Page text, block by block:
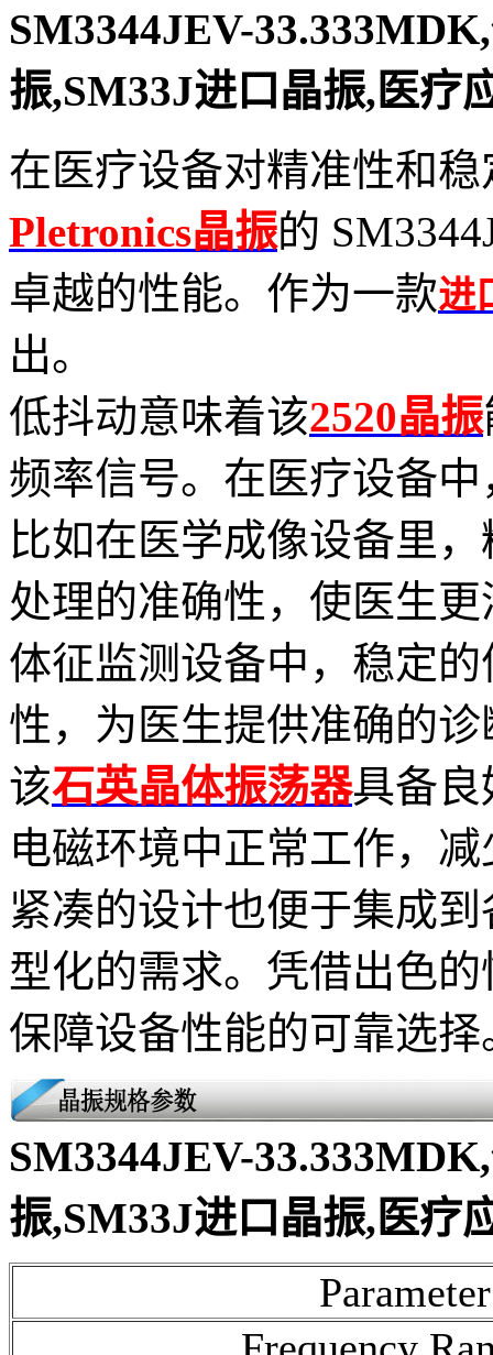
SM3344JEV-
振,SM33J进口晶振,医疗
在医疗设备对精准性和
Pletronics晶振的
卓越的性能。作为一款进
出。
低抖动意味着该2520晶振
频率信号。在医疗设备
比如在医学成像设备里
处理的准确性，使医生
体征监测设备中，稳定
性，为医生提供准确的
该石英晶体振荡器具备良
电磁环境中正常工作，
紧凑的设计也便于集成
型化的需求。凭借出色
保障设备性能的可靠选择
SM3344JEV-
振,SM33J进口晶振,医疗
Parameter